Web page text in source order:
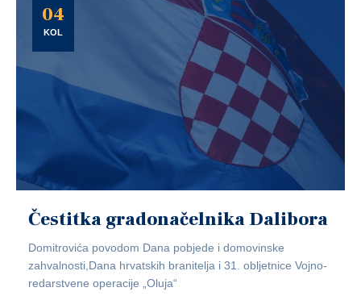
04
KOL
Čestitka gradonačelnika Dalibora
Domitrovića povodom Dana pobjede i domovinske
zahvalnosti,Dana hrvatskih branitelja i 31. obljetnice Vojno-
redarstvene operacije „Oluja“